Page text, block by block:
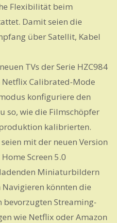
Flexibilität beim
Damit seien die
über Satellit, Kabel
TVs der Serie HZC984
Calibrated-Mode
konfiguriere den
so, wie die Filmschöpfer
kalibrierten.
mit der neuen Version
Screen 5.0
Miniaturbildern
könnten die
Streaming-
wie Netflix oder Amazon